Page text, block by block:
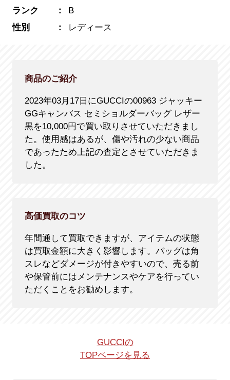
ランク
B
性別
レディース
商品のご紹介
2023年03月17日にGUCCIの00963 ジャッキー
GGキャンバス セミショルダーバッグ レザー
黒を10,000円で買い取りさせていただきまし
た。使用感はあるが、傷や汚れの少ない商品
であったため上記の査定とさせていただきま
した。
高価買取のコツ
年間通して買取できますが、アイテムの状態
は買取金額に大きく影響します。バッグは角
スレなどダメージが付きやすいので、売る前
や保管前にはメンテナンスやケアを行ってい
ただくことをお勧めします。
GUCCIの
TOPページを見る